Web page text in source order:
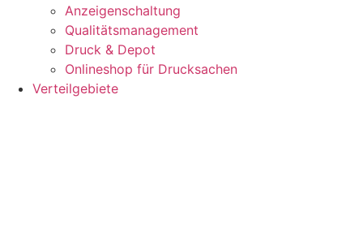
Anzeigenschaltung
Qualitätsmanagement
Druck & Depot
Onlineshop für Drucksachen
Verteilgebiete